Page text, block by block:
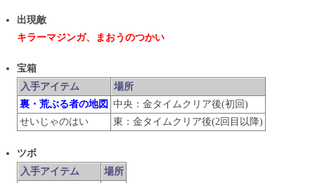
出現敵
キラーマジンガ、まおうのつかい
宝箱
入手アイテム
場所
裏・荒ぶる者の地図 中央：金タイムクリア後(初回)
せいじゃのはい
東：金タイムクリア後(2回目以降)
ツボ
入手アイテム
場所